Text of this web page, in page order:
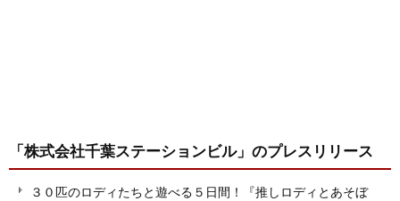
「株式会社千葉ステーションビル」 のプレスリリース
３０匹のロディたちと遊べる５日間！『推しロディとあそぼ